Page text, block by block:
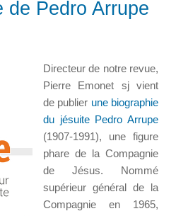
de Pedro Arrupe
Directeur de notre revue,
Pierre Emonet sj vient
de publier une biographie
du jésuite Pedro Arrupe
(1907-1991), une figure
phare de la Compagnie
de Jésus. Nommé
supérieur général de la
Compagnie en 1965,